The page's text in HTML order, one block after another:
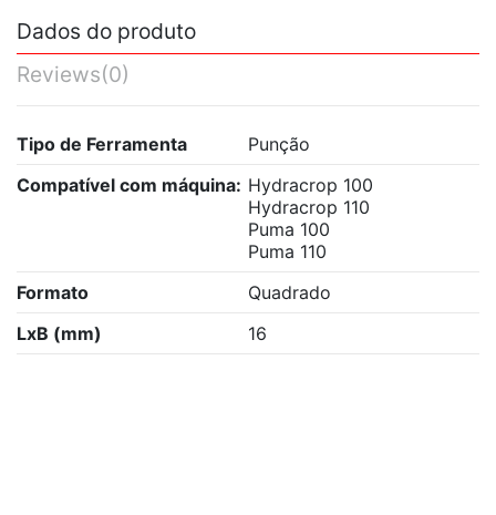
Dados do produto
Reviews(0)
Tipo de Ferramenta
Punção
Compatível com máquina: Hydracrop 100
Hydracrop 110
Puma 100
Puma 110
Formato
Quadrado
LxB (mm)
16